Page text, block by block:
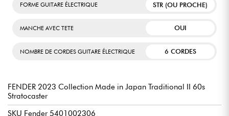
FORME GUITARE ÉLECTRIQUE STR (OU PROCHE)
MANCHE AVEC TETE OUI
NOMBRE DE CORDES GUITARE ÉLECTRIQUE 6 CORDES
FENDER 2023 Collection Made in Japan Traditional II 60s
Stratocaster
SKU Fender 5401002306